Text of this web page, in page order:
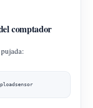
comptador